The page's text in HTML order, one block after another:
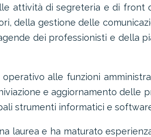
attività di segreteria e di front
della gestione delle
dei professionisti e della
alle funzioni
e aggiornamento delle
strumenti informatici e
laurea e ha maturato